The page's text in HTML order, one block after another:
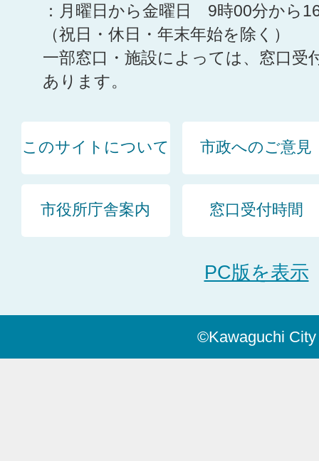
：月曜日から金曜日 9時00分から
（祝日・休日・年末年始を除く）
一部窓口・施設によっては、窓口受
あります。
このサイトについて 市政へのご意見
市役所庁舎案内 窓口受付時間
PC版を表示
©Kawaguchi City